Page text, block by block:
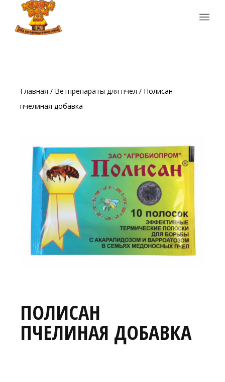
Главная / Ветпрепараты для пчел / Полисан
пчелиная добавка
ПОЛИСАН
ПЧЕЛИНАЯ ДОБАВКА